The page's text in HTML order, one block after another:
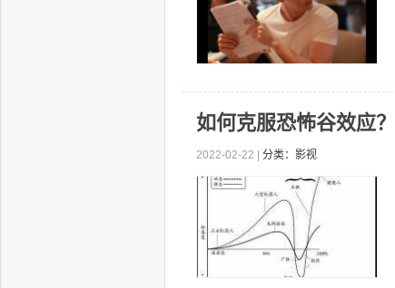
如何克服恐怖谷效应？
2022-02-22 | 分类：影视